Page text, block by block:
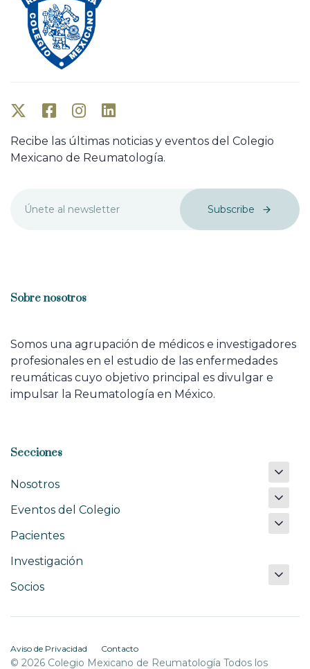
Recibe las últimas noticias y eventos del Colegio
Mexicano de Reumatología.
Subscribe
Sobre nosotros
Somos una agrupación de médicos e investigadores
profesionales en el estudio de las enfermedades
reumáticas cuyo objetivo principal es divulgar e
impulsar la Reumatología en México.
Secciones
Nosotros
Eventos del Colegio
Pacientes
Investigación
Socios
Aviso de Privacidad Contacto
© 2026 Colegio Mexicano de Reumatología Todos los